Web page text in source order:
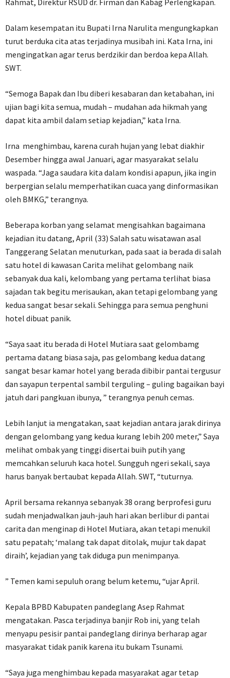
Dalam kesempatan itu Bupati Irna Narulita mengungkapkan
turut berduka cita atas terjadinya musibah ini. Kata Irna, ini
mengingatkan agar terus berdzikir dan berdoa kepa Allah.
SWT.
“Semoga Bapak dan Ibu diberi kesabaran dan ketabahan, ini
ujian bagi kita semua, mudah – mudahan ada hikmah yang
dapat kita ambil dalam setiap kejadian,” kata Irna.
Irna menghimbau, karena curah hujan yang lebat diakhir
Desember hingga awal Januari, agar masyarakat selalu
waspada. “Jaga saudara kita dalam kondisi apapun, jika ingin
berpergian selalu memperhatikan cuaca yang dinformasikan
oleh BMKG,” terangnya.
Beberapa korban yang selamat mengisahkan bagaimana
kejadian itu datang, April (33) Salah satu wisatawan asal
Tanggerang Selatan menuturkan, pada saat ia berada di salah
satu hotel di kawasan Carita melihat gelombang naik
sebanyak dua kali, kelombang yang pertama terlihat biasa
sajadan tak begitu merisaukan, akan tetapi gelombang yang
kedua sangat besar sekali. Sehingga para semua penghuni
hotel dibuat panik.
“Saya saat itu berada di Hotel Mutiara saat gelombamg
pertama datang biasa saja, pas gelombang kedua datang
sangat besar kamar hotel yang berada dibibir pantai tergusur
dan sayapun terpental sambil terguling – guling bagaikan bayi
jatuh dari pangkuan ibunya, ” terangnya penuh cemas.
Lebih lanjut ia mengatakan, saat kejadian antara jarak dirinya
dengan gelombang yang kedua kurang lebih 200 meter,” Saya
melihat ombak yang tinggi disertai buih putih yang
memcahkan seluruh kaca hotel. Sungguh ngeri sekali, saya
harus banyak bertaubat kepada Allah. SWT, “tuturnya.
April bersama rekannya sebanyak 38 orang berprofesi guru
sudah menjadwalkan jauh-jauh hari akan berlibur di pantai
carita dan menginap di Hotel Mutiara, akan tetapi menukil
satu pepatah; ‘malang tak dapat ditolak, mujur tak dapat
diraih’, kejadian yang tak diduga pun menimpanya.
” Temen kami sepuluh orang belum ketemu, “ujar April.
Kepala BPBD Kabupaten pandeglang Asep Rahmat
mengatakan. Pasca terjadinya banjir Rob ini, yang telah
menyapu pesisir pantai pandeglang dirinya berharap agar
masyarakat tidak panik karena itu bukam Tsunami.
“Saya juga menghimbau kepada masyarakat agar tetap